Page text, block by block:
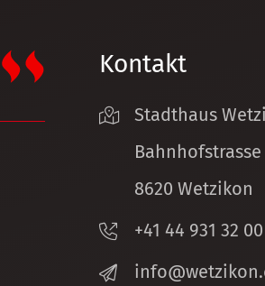
Kontakt
Stadthaus
Bahnhofstrasse
8620 Wetzikon
+41 44 931 32 00
nf
w tz k n